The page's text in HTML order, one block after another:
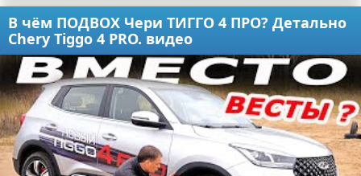
В чём ПОДВОХ Чери ТИГГО 4 ПРО? Детально
Chery Tiggo 4 PRO. видео